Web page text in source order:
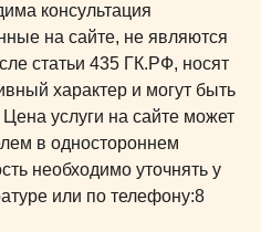
консультация
на сайте, не являются
статьи 435 ГК.РФ, носят
характер и могут быть
услуги на сайте может
в одностороннем
необходимо уточнять у
или по телефону:8